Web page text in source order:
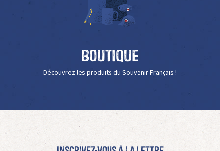
Boutique
Découvrez les produits du Souvenir Français !